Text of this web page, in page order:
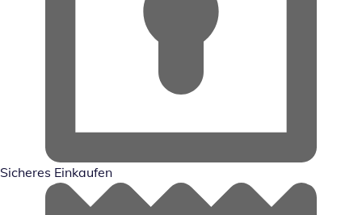
Sicheres Einkaufen